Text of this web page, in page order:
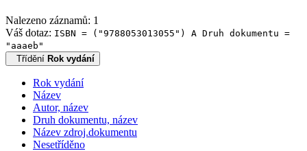
Nalezeno záznamů: 1
Váš dotaz: ISBN = ("9788053013055") A Druh dokumentu =
"aaaeb"
Třídění Rok vydání
Rok vydání
Název
Autor, název
Druh dokumentu, název
Název zdroj.dokumentu
Nesetříděno